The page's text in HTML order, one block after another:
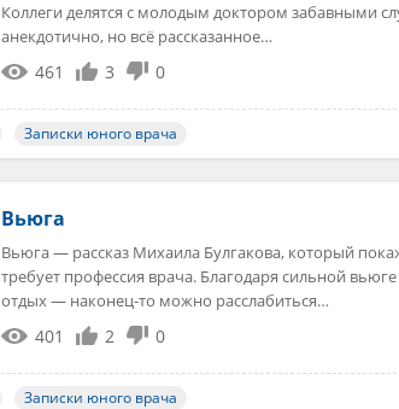
Коллеги делятся с молодым доктором забавными
анекдотично, но всё рассказанное…
461 3 0
Записки юного врача
Вьюга
Вьюга — рассказ Михаила Булгакова, который
требует профессия врача. Благодаря сильной
отдых — наконец-то можно расслабиться…
401 2 0
Записки юного врача